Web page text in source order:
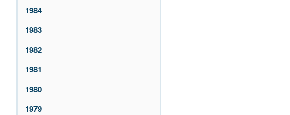
1984
1983
1982
1981
1980
1979